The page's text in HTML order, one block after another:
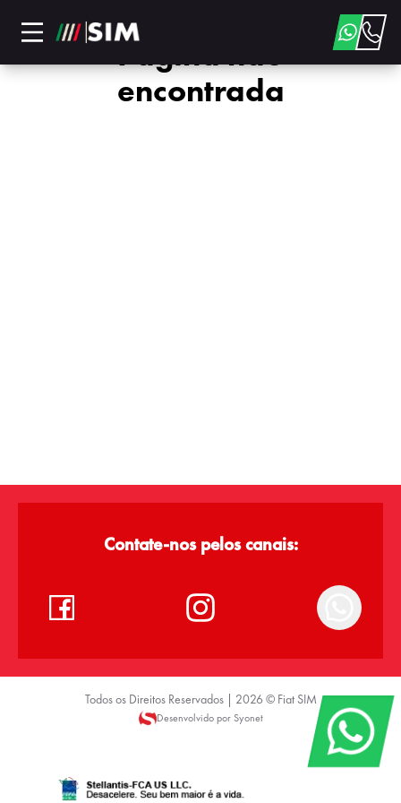
Página não
encontrada
Contate-nos pelos canais:
Todos os Direitos Reservados | 2026 © Fiat SIM
Desenvolvido por Syonet